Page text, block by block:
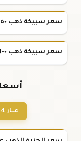
سعر سبيكة ذهب ٥٠ جرام عيار ٢٤
سعر سبيكة ذهب ١٠٠ جرام عيار ٢٤
عيار 24